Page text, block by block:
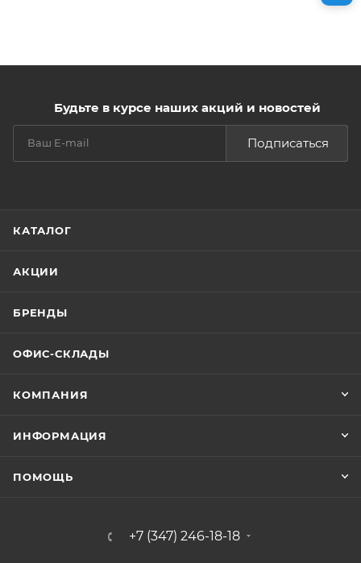
Будьте в курсе наших акций и новостей
Подписаться
КАТАЛОГ
АКЦИИ
БРЕНДЫ
ОФИС-СКЛАДЫ
КОМПАНИЯ
ИНФОРМАЦИЯ
ПОМОЩЬ
+7 (347) 246-18-18